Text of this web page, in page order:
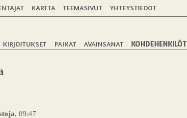
KARTTA TEEMASIVUT YHTEYSTIEDOT
KIRJOITUKSET PAIKAT AVAINSANAT KOHDEHENKILÖT
, 09:47